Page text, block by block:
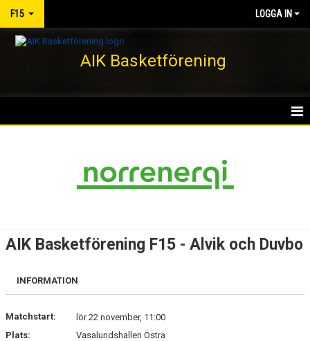
F15 LOGGA IN
AIK Basketförening
DOKUMENT
AIK Basketförening F15 - Alvik och Duvbo
INFORMATION
Matchstart:
lör 22 november, 11:00
Plats:
Vasalundshallen Östra